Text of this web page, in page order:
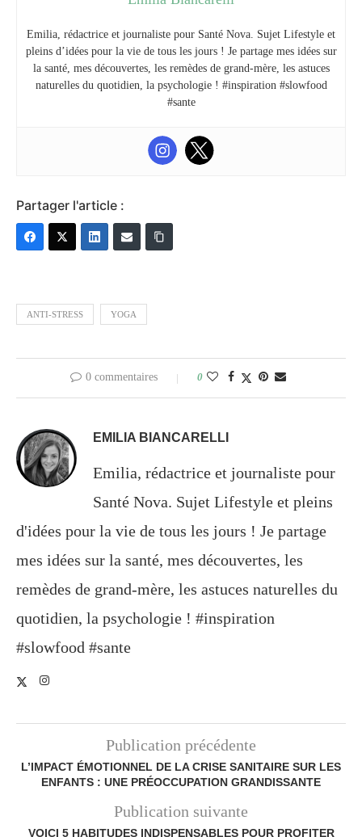
Emilia, rédactrice et journaliste pour Santé Nova. Sujet Lifestyle et
pleins d’idées pour la vie de tous les jours ! Je partage mes idées sur
la santé, mes découvertes, les remèdes de grand-mère, les astuces
naturelles du quotidien, la psychologie ! #inspiration #slowfood
#sante
Partager l'article :
ANTI-STRESS YOGA
0 commentaires 0
EMILIA BIANCARELLI
Emilia, rédactrice et journaliste pour
Santé Nova. Sujet Lifestyle et pleins
d'idées pour la vie de tous les jours ! Je partage
mes idées sur la santé, mes découvertes, les
remèdes de grand-mère, les astuces naturelles du
quotidien, la psychologie ! #inspiration
#slowfood #sante
Publication précédente
L’IMPACT ÉMOTIONNEL DE LA CRISE SANITAIRE SUR LES
ENFANTS : UNE PRÉOCCUPATION GRANDISSANTE
Publication suivante
VOICI 5 HABITUDES INDISPENSABLES POUR PROFITER